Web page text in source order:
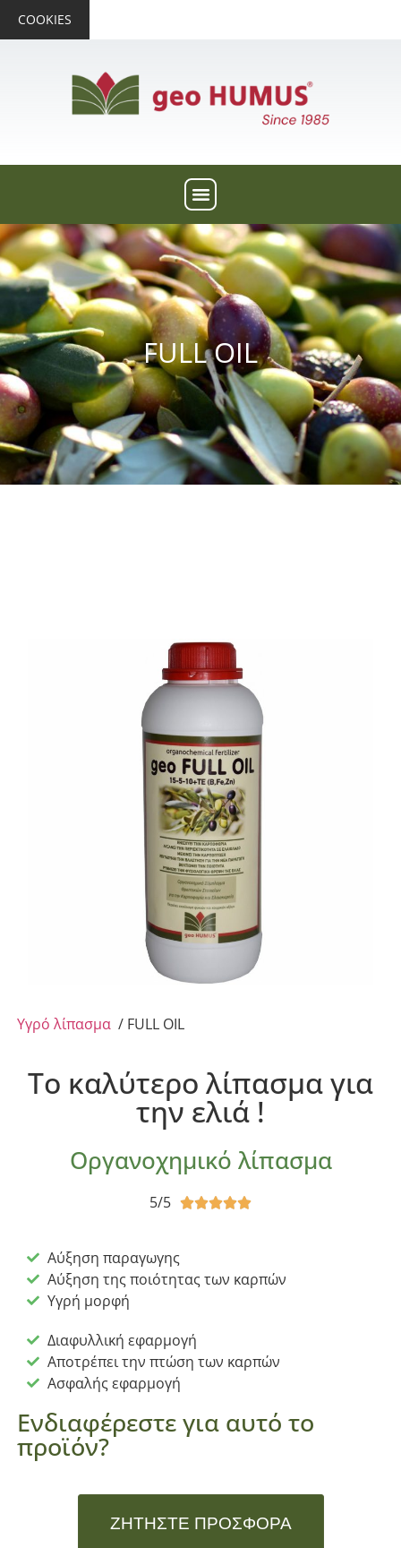
COOKIES
FULL OIL
Υγρό λίπασμα / FULL OIL
Το καλύτερο λίπασμα για
την ελιά !
Οργανοχημικό λίπασμα
5/5 
Αύξηση παραγωγης
Αύξηση της ποιότητας των καρπών
Υγρή μορφή
Διαφυλλική εφαρμογή
Αποτρέπει την πτώση των καρπών
Ασφαλής εφαρμογή
Ενδιαφέρεστε για αυτό το
προϊόν?
ΖΗΤΉΣΤΕ ΠΡΟΣΦΟΡΆ